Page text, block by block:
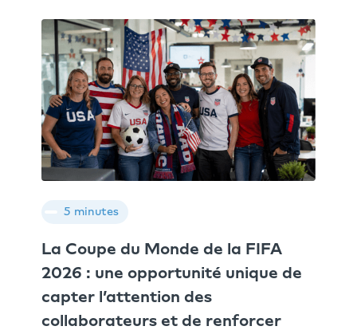
5 minutes
La Coupe du Monde de la FIFA
2026 : une opportunité unique de
capter l’attention des
collaborateurs et de renforcer